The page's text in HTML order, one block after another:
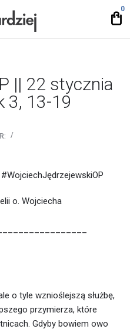
0
|| 22 stycznia
3, 13-19
o. Wojciecha
o tyle wznioślejszą służbę,
przymierza, które
Gdyby bowiem owo